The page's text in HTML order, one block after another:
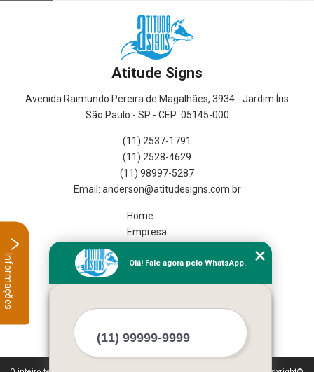
Atitude Signs
Avenida Raimundo Pereira de Magalhães, 3934 - Jardim Íris
São Paulo - SP - CEP: 05145-000
(11) 2537-1791
(11) 2528-4629
(11) 98997-5287
Home
Empresa
Serviços
Mais Serviços
Olá! Fale agora pelo WhatsApp.
Informações